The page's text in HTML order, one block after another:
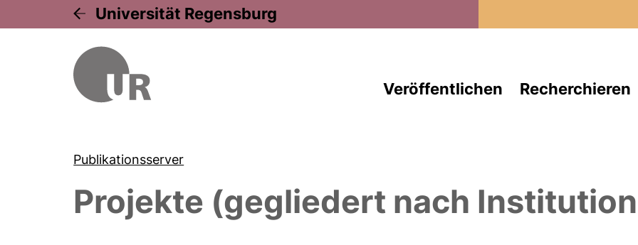
Universität Regensburg
Veröffentlichen Recherchieren
Publikationsserver
Projekte (gegliedert nach